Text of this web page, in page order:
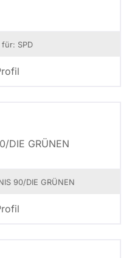
SPD
­DIE GRÜNEN
90/­DIE GRÜNEN